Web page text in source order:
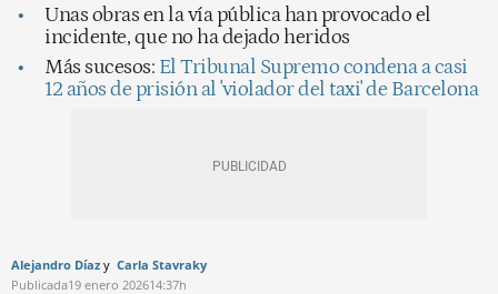
Unas obras en la vía pública han provocado el
incidente, que no ha dejado heridos
Más sucesos: El Tribunal Supremo condena a casi
12 años de prisión al 'violador del taxi' de Barcelona
Alejandro Díaz
Carla Stavraky
Publicada19 enero 202614:37h